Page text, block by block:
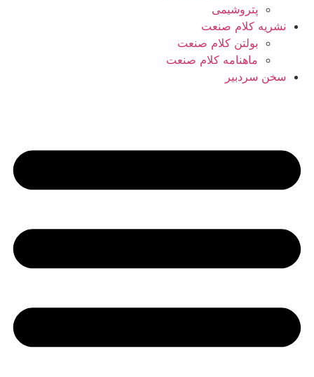
پتروشیمی
نشریه کلام صنعت
بولتن کلام صنعت
ماهنامه کلام صنعت
سخن سردبیر